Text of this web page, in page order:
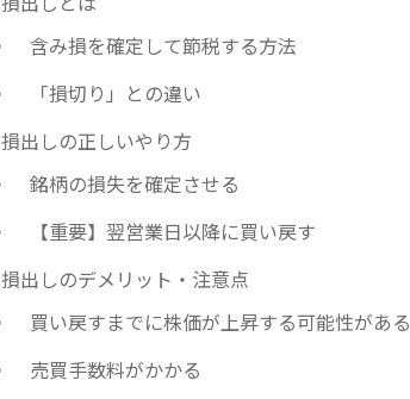
含み損を確定して節税する方法
「損切り」との違い
損出しの正しいやり方
銘柄の損失を確定させる
【重要】翌営業日以降に買い戻す
損出しのデメリット・注意点
買い戻すまでに株価が上昇する可能性がある
売買手数料がかかる